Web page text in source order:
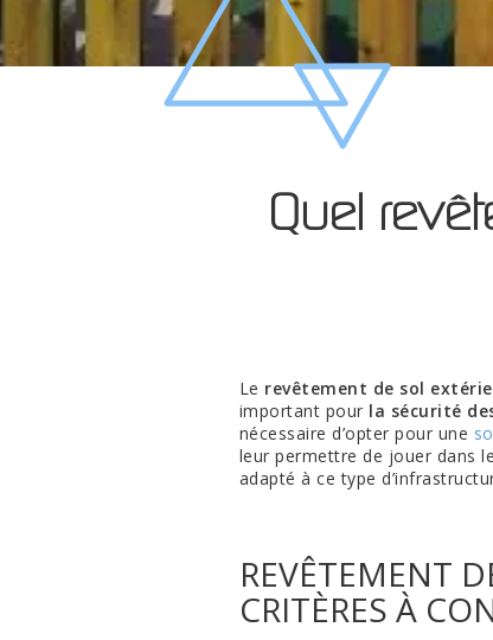
Quel
Le revêtement de sol
important pour la sécurité
nécessaire d’opter pour une
leur permettre de jouer dans
adapté à ce type
REVÊTEMENT
CRITÈRES À